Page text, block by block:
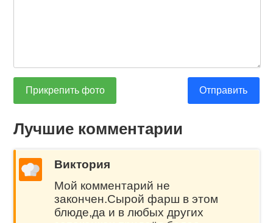
Прикрепить фото Отправить
Лучшие комментарии
Виктория
Мой комментарий не
закончен.Сырой фарш в этом
блюде,да и в любых других